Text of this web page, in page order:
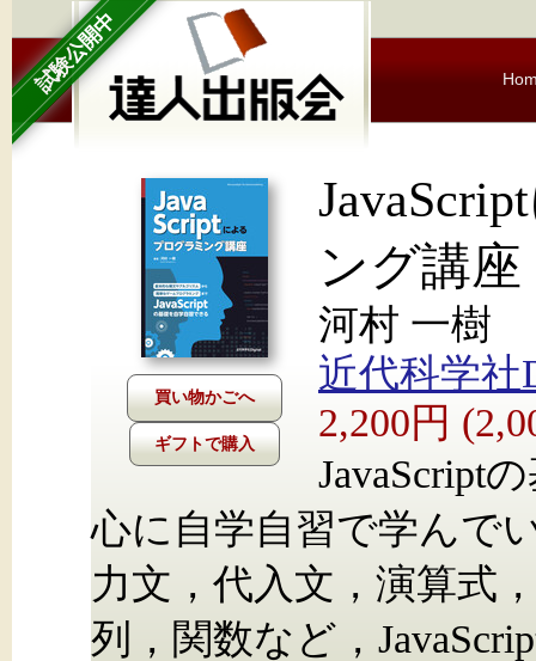
試験公開中
ギフトで購入
ング講座
河村 一樹
近代科学社
2,200円
JavaScript
心に自学自習で学んで
力文，代入文，演算式
列，関数など，